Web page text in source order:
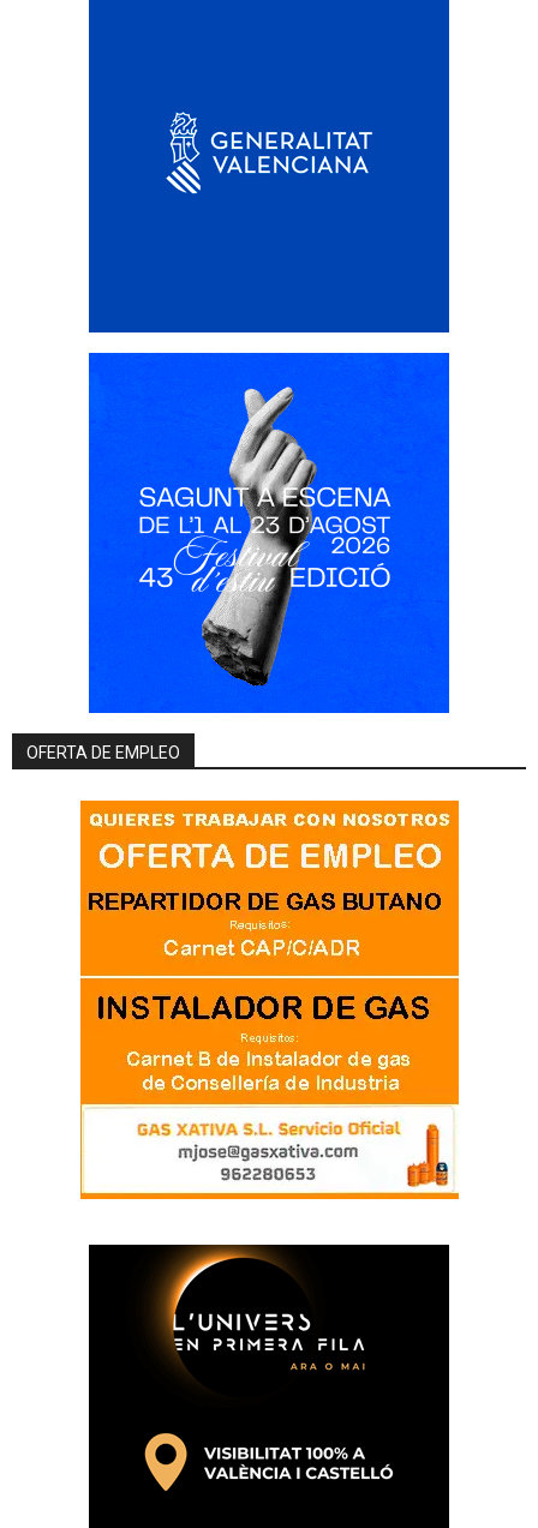
OFERTA DE EMPLEO